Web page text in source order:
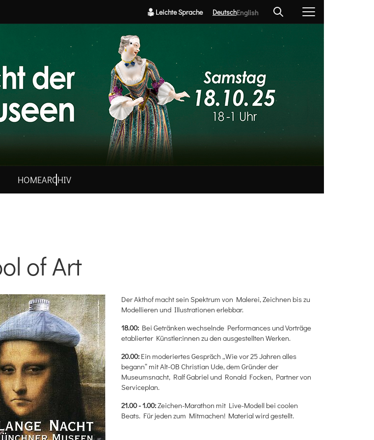
HOMEARCHIV
DeutschEnglish
Leichte Sprache
of Art
Der Akthof macht sein Spektrum von Malerei, Zeichnen bis zu
Modellieren und Illustrationen erlebbar.
18.00: Bei Getränken wechselnde Performances und Vorträge
etablierter Künstler:innen zu den ausgestellten Werken.
20.00: Ein moderiertes Gespräch „Wie vor 25 Jahren alles
begann“ mit Alt-OB Christian Ude, dem Gründer der
Museumsnacht, Ralf Gabriel und Ronald Focken, Partner von
Serviceplan.
21.00 - 1.00:Zeichen-Marathon mit Live-Modell bei coolen
Beats. Für jeden zum Mitmachen! Material wird gestellt.